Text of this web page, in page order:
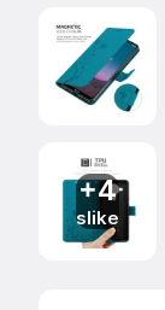
+4
slike